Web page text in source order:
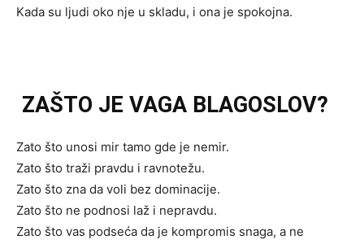
Kada su ljudi oko nje u skladu, i ona je spokojna.
ZAŠTO JE VAGA BLAGOSLOV?
Zato što unosi mir tamo gde je nemir.
Zato što traži pravdu i ravnotežu.
Zato što zna da voli bez dominacije.
Zato što ne podnosi laž i nepravdu.
Zato što vas podseća da je kompromis snaga, a ne